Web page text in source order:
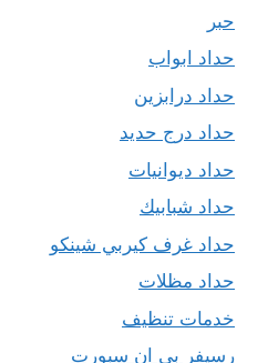
حبر
حداد ابواب
حداد درابزين
حداد درج حديد
حداد ديوانيات
حداد شبابيك
حداد غرف كيربي شينكو
حداد مظلات
خدمات تنظيف
رسيفر بي ان سبورت